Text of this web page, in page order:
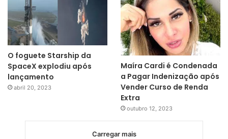
O foguete Starship da
SpaceX explodiu após
lançamento
abril 20, 2023
Maíra Cardi é Condenada
a Pagar Indenização após
Vender Curso de Renda
Extra
outubro 12, 2023
Carregar mais